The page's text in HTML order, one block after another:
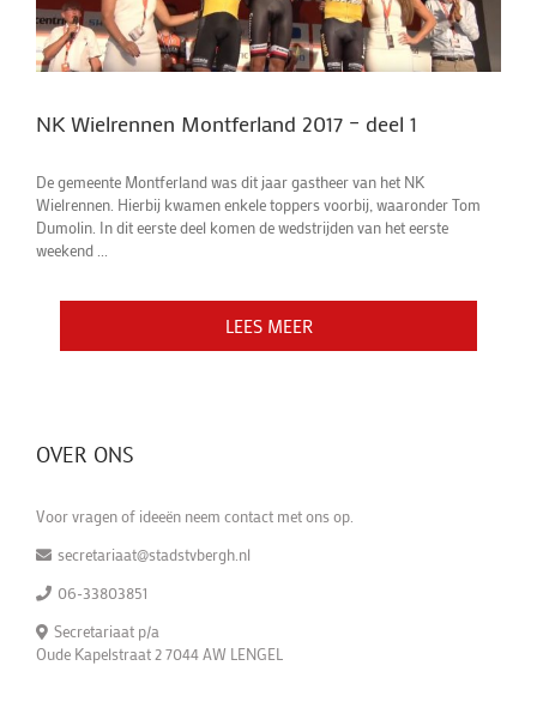
LEES MEER
NK Wielrennen Montferland 2017 – deel 1
De gemeente Montferland was dit jaar gastheer van het NK
Wielrennen. Hierbij kwamen enkele toppers voorbij, waaronder Tom
Dumolin. In dit eerste deel komen de wedstrijden van het eerste
weekend ...
LEES MEER
OVER ONS
Voor vragen of ideeën neem contact met ons op.
secretariaat@stadstvbergh.nl
06-33803851
Secretariaat p/a
Oude Kapelstraat 2 7044 AW LENGEL